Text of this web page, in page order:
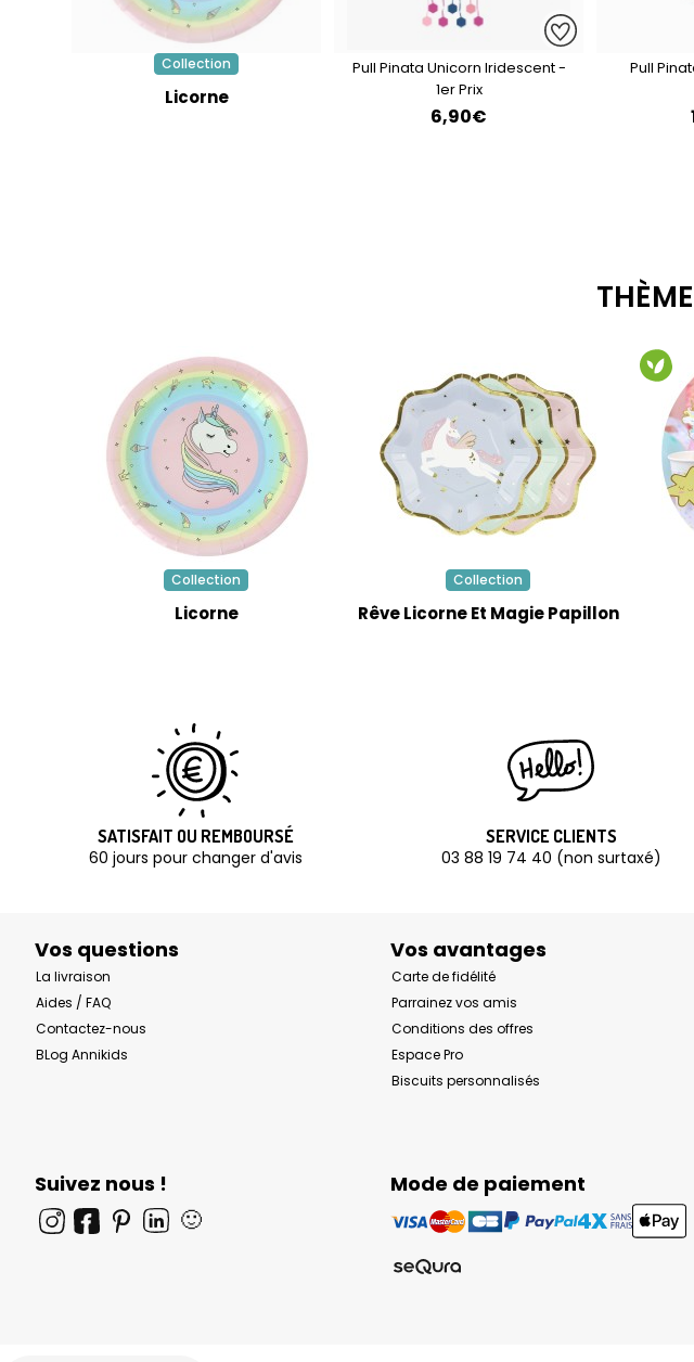
Collection
Licorne
Pull Pinata Unicorn Iridescent -
1er Prix
6,90€
Pull
Collection
Licorne
Collection
Rêve Licorne Et Magie Papillon
SATISFAIT OU REMBOURSÉ
60 jours pour changer d'avis
SERVICE CLIENTS
03 88 19 74 40 (non surtaxé)
Vos questions
La livraison
Aides / FAQ
Contactez-nous
BLog Annikids
Vos avantages
Carte de fidélité
Parrainez vos amis
Conditions des offres
Espace Pro
Biscuits personnalisés
Suivez nous !
🙂
Mode de paiement